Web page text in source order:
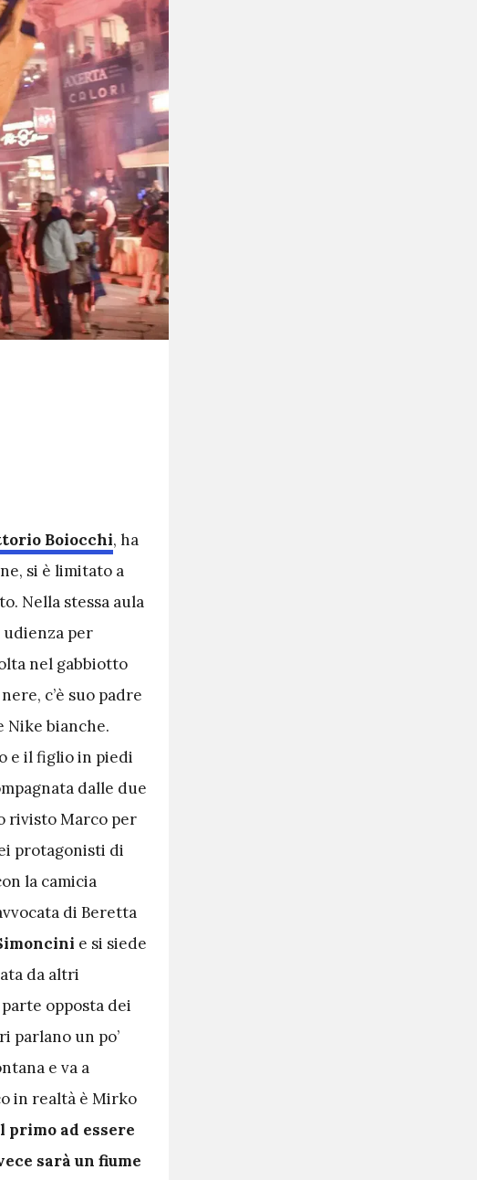
Boiocchi, ha
si è limitato a
Nella stessa aula
udienza per
nel gabbiotto
c’è suo padre
Nike bianche.
e il figlio in piedi
dalle due
rivisto Marco per
protagonisti di
la camicia
di Beretta
e si siede
da altri
opposta dei
parlano un po’
e va a
in realtà è Mirko
primo ad essere
sarà un fiume